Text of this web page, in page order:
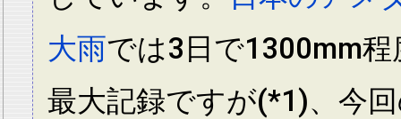
大雨では3日で1300mm
最大記録ですが(*1)、今